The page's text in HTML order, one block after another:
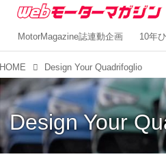
MotorMagazine誌連動企画 10年
HOME Design Your Quadrifoglio
Design Your